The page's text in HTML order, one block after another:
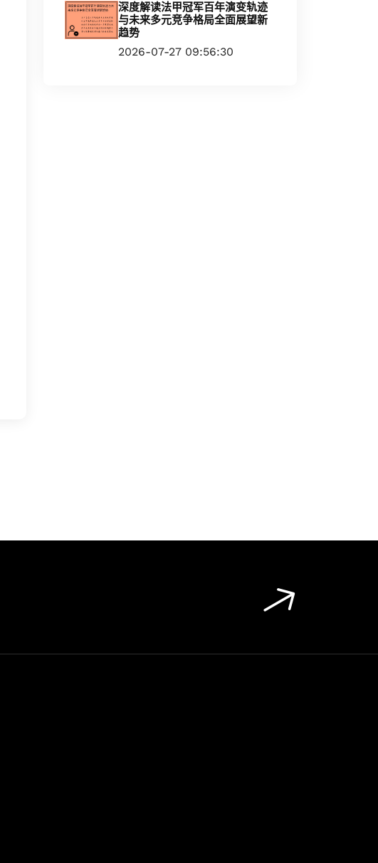
深度解读法甲冠军百年演变轨迹
与未来多元竞争格局全面展望新
趋势
2026-07-27 09:56:30